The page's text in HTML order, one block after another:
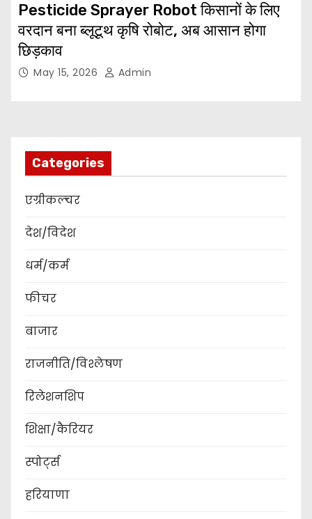
Pesticide Sprayer Robot किसानों के लिए
वरदान बना ब्लूटूथ कृषि रोबोट, अब आसान होगा
छिड़काव
May 15, 2026 Admin
Categories
एग्रीकल्चर
देश/विदेश
धर्म/कर्म
फीचर
बाजार
राजनीति/विश्लेषण
रिलेशनशिप
शिक्षा/कैरियर
स्पोर्ट्स
हरियाणा